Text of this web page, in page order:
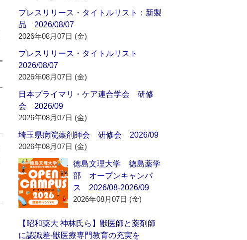
プレスリリース・タイトルリスト：新製
品 2026/08/07
2026年08月07日 (金)
プレスリリース・タイトルリスト
2026/08/07
2026年08月07日 (金)
日本プライマリ・ケア連合学会 研修
会 2026/09
2026年08月07日 (金)
埼玉県病院薬剤師会 研修会 2026/09
2026年08月07日 (金)
徳島文理大学 徳島薬学
部 オープンキャンパ
ス 2026/08-2026/09
2026年08月07日 (金)
【昭和薬大 神林氏ら】獣医師と薬剤師
に認識差‐獣医療専門教育の充実を